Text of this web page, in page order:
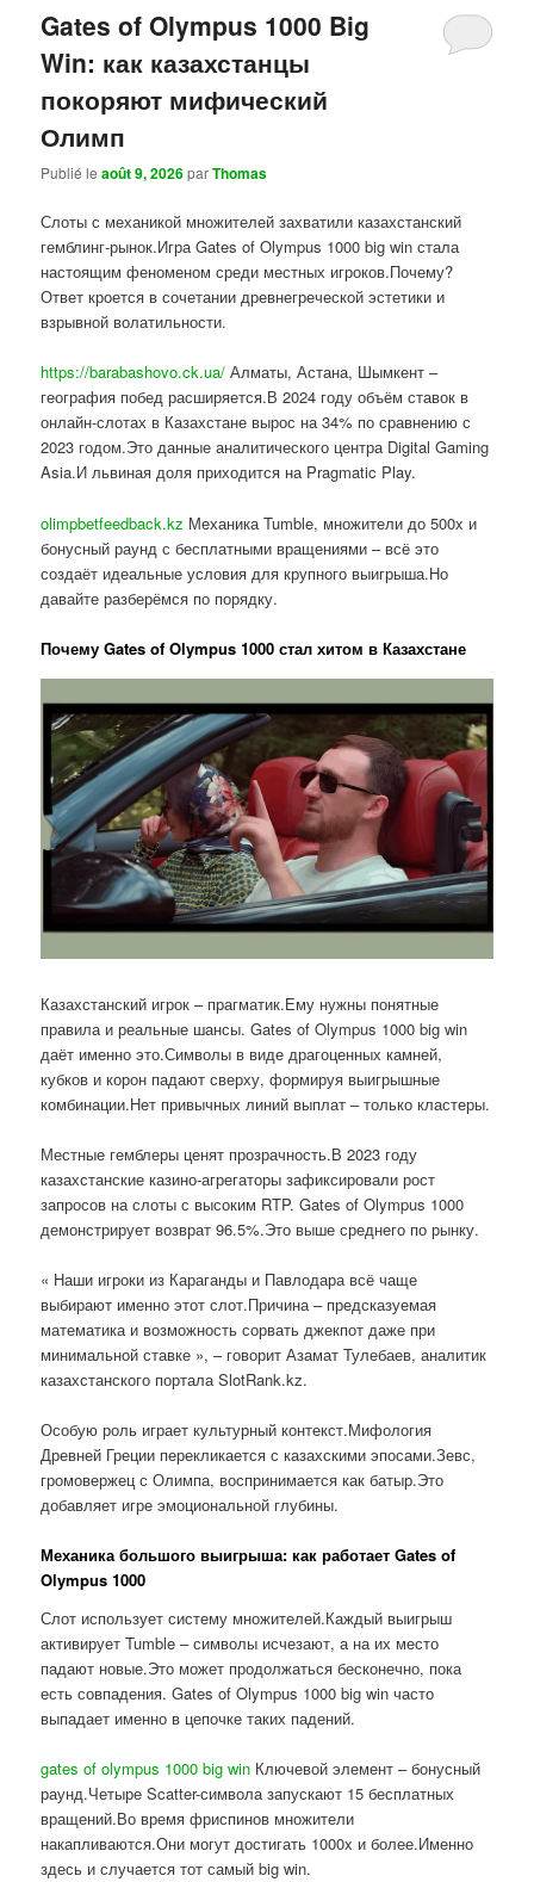
Gates of Olympus 1000 Big
Win: как казахстанцы
покоряют мифический
Олимп
Publié leaoût 9, 2026parThomas
Слоты с механикой множителей захватили казахстанский
гемблинг-рынок.Игра Gates of Olympus 1000 big win стала
настоящим феноменом среди местных игроков.Почему?
Ответ кроется в сочетании древнегреческой эстетики и
взрывной волатильности.
https://barabashovo.ck.ua/ Алматы, Астана, Шымкент –
география побед расширяется.В 2024 году объём ставок в
онлайн-слотах в Казахстане вырос на 34% по сравнению с
2023 годом.Это данные аналитического центра Digital Gaming
Asia.И львиная доля приходится на Pragmatic Play.
olimpbetfeedback.kz Механика Tumble, множители до 500x и
бонусный раунд с бесплатными вращениями – всё это
создаёт идеальные условия для крупного выигрыша.Но
давайте разберёмся по порядку.
Почему Gates of Olympus 1000 стал хитом в Казахстане
Казахстанский игрок – прагматик.Ему нужны понятные
правила и реальные шансы. Gates of Olympus 1000 big win
даёт именно это.Символы в виде драгоценных камней,
кубков и корон падают сверху, формируя выигрышные
комбинации.Нет привычных линий выплат – только кластеры.
Местные гемблеры ценят прозрачность.В 2023 году
казахстанские казино-агрегаторы зафиксировали рост
запросов на слоты с высоким RTP. Gates of Olympus 1000
демонстрирует возврат 96.5%.Это выше среднего по рынку.
« Наши игроки из Караганды и Павлодара всё чаще
выбирают именно этот слот.Причина – предсказуемая
математика и возможность сорвать джекпот даже при
минимальной ставке », – говорит Азамат Тулебаев, аналитик
казахстанского портала SlotRank.kz.
Особую роль играет культурный контекст.Мифология
Древней Греции перекликается с казахскими эпосами.Зевс,
громовержец с Олимпа, воспринимается как батыр.Это
добавляет игре эмоциональной глубины.
Механика большого выигрыша: как работает Gates of
Olympus 1000
Слот использует систему множителей.Каждый выигрыш
активирует Tumble – символы исчезают, а на их место
падают новые.Это может продолжаться бесконечно, пока
есть совпадения. Gates of Olympus 1000 big win часто
выпадает именно в цепочке таких падений.
gates of olympus 1000 big win Ключевой элемент – бонусный
раунд.Четыре Scatter-символа запускают 15 бесплатных
вращений.Во время фриспинов множители
накапливаются.Они могут достигать 1000x и более.Именно
здесь и случается тот самый big win.